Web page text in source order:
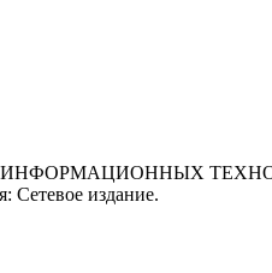
ИНФОРМАЦИОННЫХ
издание.